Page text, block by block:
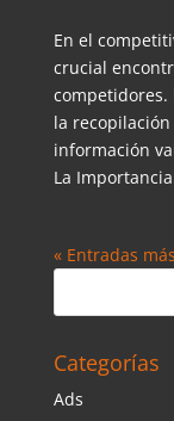
En el
crucial
competidores.
la
información
La
« Entradas
Categorías
Ads